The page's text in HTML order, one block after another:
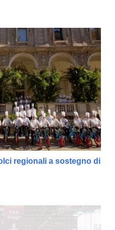
regionali a sostegno di